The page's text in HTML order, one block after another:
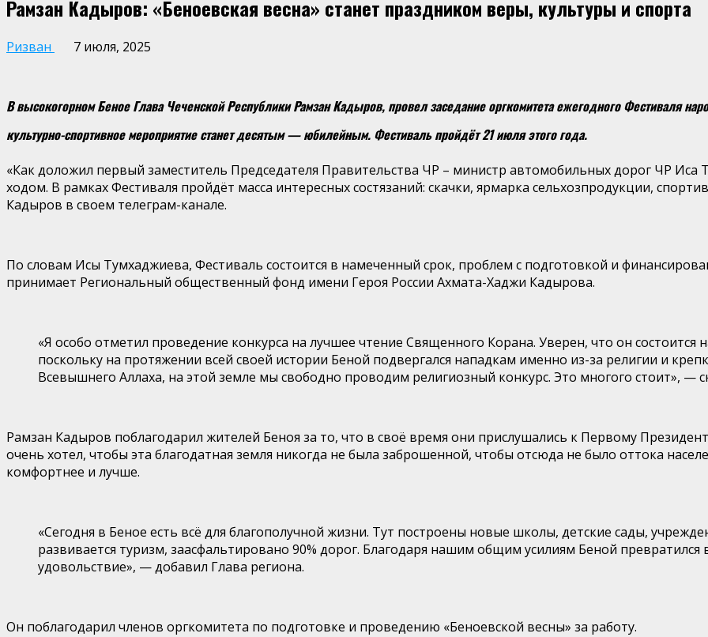
Рамзан Кадыров: «Беноевская весна» станет праздником веры, культуры и спорта
Ризван 7 июля, 2025
В высокогорном Беное Глава Чеченской Республики Рамзан Кадыров, провел заседание оргкомитета ежегодного Фестиваля
культурно-спортивное мероприятие станет десятым — юбилейным. Фестиваль пройдёт 21 июля этого года.
«Как доложил первый заместитель Председателя Правительства ЧР – министр автомобильных дорог ЧР
ходом. В рамках Фестиваля пройдёт масса интересных состязаний: скачки, ярмарка сельхозпродукции,
Кадыров в своем телеграм-канале.
По словам Исы Тумхаджиева, Фестиваль состоится в намеченный срок, проблем с подготовкой и
принимает Региональный общественный фонд имени Героя России Ахмата-Хаджи Кадырова.
«Я особо отметил проведение конкурса на лучшее чтение Священного Корана. Уверен, что он
поскольку на протяжении всей своей истории Беной подвергался нападкам именно из-за религии и
Всевышнего Аллаха, на этой земле мы свободно проводим религиозный конкурс. Это многого стоит», —
Рамзан Кадыров поблагодарил жителей Беноя за то, что в своё время они прислушались к Первому
очень хотел, чтобы эта благодатная земля никогда не была заброшенной, чтобы отсюда не было оттока
комфортнее и лучше.
«Сегодня в Беное есть всё для благополучной жизни. Тут построены новые школы, детские сады,
развивается туризм, заасфальтировано 90% дорог. Благодаря нашим общим усилиям Беной
удовольствие», — добавил Глава региона.
Он поблагодарил членов оргкомитета по подготовке и проведению «Беноевской весны» за работу.